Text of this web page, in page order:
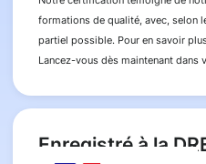
formations de qualité, avec, selon
partiel possible. Pour en savoir
Lancez-vous dès maintenant
Enregistré à la